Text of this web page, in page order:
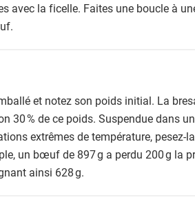
avec la ficelle. Faites une boucle à
et notez son poids initial. La
30 % de ce poids. Suspendue dans
extrêmes de température, pesez-
un bœuf de 897 g a perdu 200 g la
ainsi 628 g.